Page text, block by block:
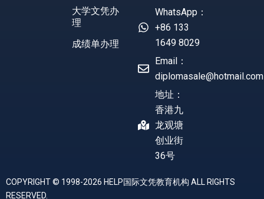
大学文凭办
理
成绩单办理
WhatsApp：
+86 133
1649 8029
Email：
diplomasale@hotmail.com
地址：
香港九
龙观塘
创业街
36号
COPYRIGHT © 1998-2026 HELP国际文凭教育机构 ALL RIGHTS
RESERVED.